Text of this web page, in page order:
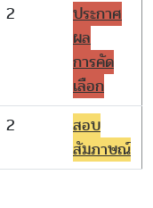
2
ประกาศ
ผล
การคัด
เลือก
2
สอบ
สัมภาษณ์